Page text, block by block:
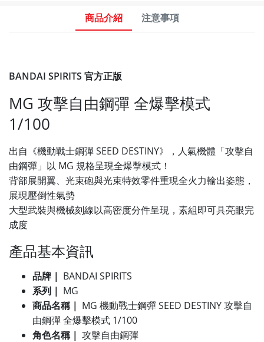
商品介紹 注意事項
BANDAI SPIRITS 官方正版
MG 攻擊自由鋼彈 全爆擊模式
1/100
出自《機動戰士鋼彈 SEED DESTINY》，人氣機體「攻擊自
由鋼彈」以 MG 規格呈現全爆擊模式！
背部展開翼、光束砲與光束特效零件重現全火力輸出姿態，
展現壓倒性氣勢
大型武裝與機械刻線以高密度分件呈現，素組即可具亮眼完
成度
產品基本資訊
品牌｜ BANDAI SPIRITS
系列｜ MG
商品名稱｜ MG 機動戰士鋼彈 SEED DESTINY 攻擊自
由鋼彈 全爆擊模式 1/100
角色名稱｜ 攻擊自由鋼彈